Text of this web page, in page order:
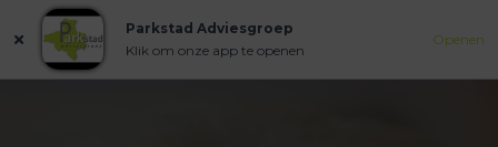
Parkstad Adviesgroep
Klik om onze app te openen
Openen